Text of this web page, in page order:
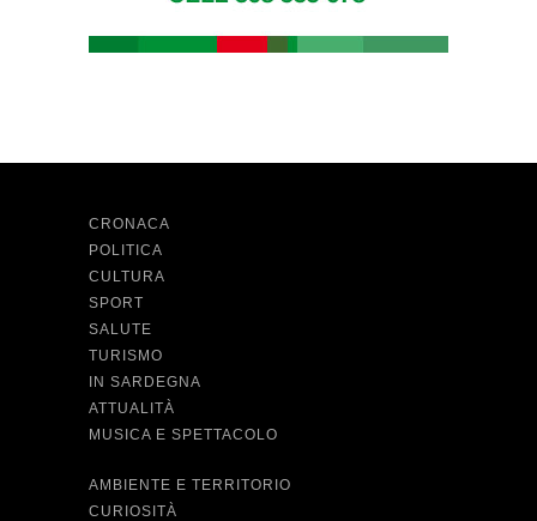
CRONACA
POLITICA
CULTURA
SPORT
SALUTE
TURISMO
IN SARDEGNA
ATTUALITÀ
MUSICA E SPETTACOLO
AMBIENTE E TERRITORIO
CURIOSITÀ